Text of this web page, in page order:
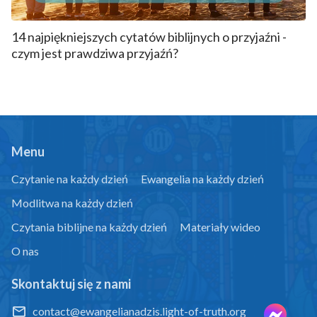
14 najpiękniejszych cytatów biblijnych o przyjaźni -
czym jest prawdziwa przyjaźń?
Menu
Czytanie na każdy dzień
Ewangelia na każdy dzień
Modlitwa na każdy dzień
Czytania biblijne na każdy dzień
Materiały wideo
O nas
Skontaktuj się z nami
contact@ewangelianadzis.light-of-truth.org